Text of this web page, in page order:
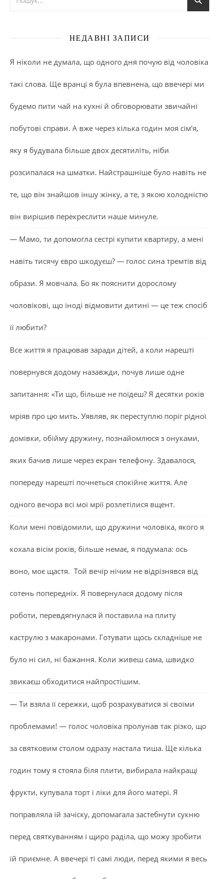
НЕДАВНІ ЗАПИСИ
Я ніколи не думала, що одного дня почую від чоловіка
такі слова. Ще вранці я була впевнена, що ввечері ми
будемо пити чай на кухні й обговорювати звичайні
побутові справи. А вже через кілька годин моя сім’я,
яку я будувала більше двох десятиліть, ніби
розсипалася на шматки. Найстрашніше було навіть не
те, що він знайшов іншу жінку, а те, з якою холодністю
він вирішив перекреслити наше минуле.
— Мамо, ти допомогла сестрі купити квартиру, а мені
навіть тисячу євро шкодуєш? — голос сина тремтів від
образи. Я мовчала. Бо як пояснити дорослому
чоловікові, що іноді відмовити дитині — це теж спосіб
її любити?
Все життя я працював заради дітей, а коли нарешті
повернувся додому назавжди, почув лише одне
запитання: «Ти що, більше не поїдеш? Я десятки років
мріяв про цю мить. Уявляв, як переступлю поріг рідної
домівки, обійму дружину, познайомлюся з онуками,
яких бачив лише через екран телефону. Здавалося,
попереду нарешті почнеться спокійне життя. Але
одного вечора всі мої мрії розлетілися вщент.
Коли мені повідомили, що дружини чоловіка, якого я
кохала вісім років, більше немає, я подумала: ось
воно, моє щастя. Той вечір нічим не відрізнявся від
сотень попередніх. Я повернулася додому після
роботи, перевдягнулася й поставила на плиту
каструлю з макаронами. Готувати щось складніше не
було ні сил, ні бажання. Коли живеш сама, швидко
звикаєш обходитися найпростішим.
— Ти взяла її сережки, щоб розрахуватися зі своїми
проблемами! — голос чоловіка пролунав так різко, що
за святковим столом одразу настала тиша. Ще кілька
годин тому я стояла біля плити, вибирала найкращі
фрукти, купувала торт і ліки для його матері. Я
поправляла їй зачіску, допомагала застебнути сукню
перед святкуванням і щиро раділа, що можу зробити
їй приємне. А ввечері ті самі люди, перед якими я весь